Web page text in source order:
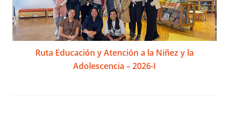
Ruta Educación y Atención a la Niñez y la
Adolescencia – 2026-I